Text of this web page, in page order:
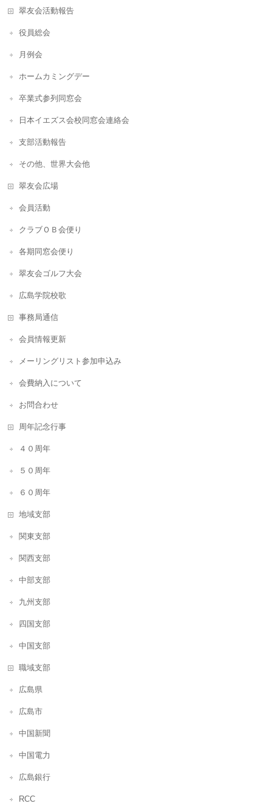
翠友会活動報告
役員総会
月例会
ホームカミングデー
卒業式参列同窓会
日本イエズス会校同窓会連絡会
支部活動報告
その他、世界大会他
翠友会広場
会員活動
クラブＯＢ会便り
各期同窓会便り
翠友会ゴルフ大会
広島学院校歌
事務局通信
会員情報更新
メーリングリスト参加申込み
会費納入について
お問合わせ
周年記念行事
４０周年
５０周年
６０周年
地域支部
関東支部
関西支部
中部支部
九州支部
四国支部
中国支部
職域支部
広島県
広島市
中国新聞
中国電力
広島銀行
RCC